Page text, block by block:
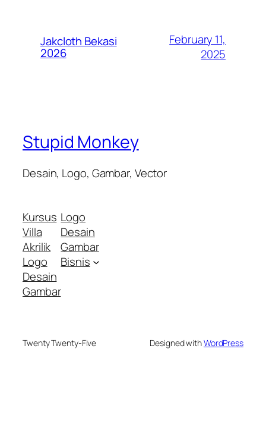
Jakcloth Bekasi
2026
February 11,
2025
Stupid Monkey
Desain, Logo, Gambar, Vector
Kursus
Villa
Akrilik
Logo
Desain
Gambar
Logo
Desain
Gambar
Bisnis
Twenty Twenty-Five Designed withWordPress